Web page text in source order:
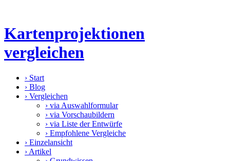
Kartenprojektionen
vergleichen
› Start
› Blog
› Vergleichen
› via Auswahlformular
› via Vorschaubildern
› via Liste der Entwürfe
› Empfohlene Vergleiche
› Einzelansicht
› Artikel